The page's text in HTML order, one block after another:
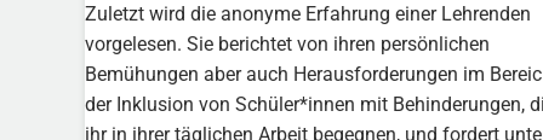
Zuletzt wird die anonyme Erfahrung einer Lehrenden
vorgelesen. Sie berichtet von ihren persönlichen
Bemühungen aber auch Herausforderungen im
der Inklusion von Schüler*innen mit Behinderungen,
ihr in ihrer täglichen Arbeit begegnen, und fordert